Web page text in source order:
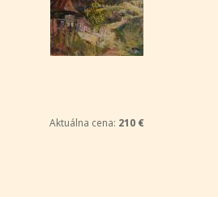
Aktuálna cena: 210 €